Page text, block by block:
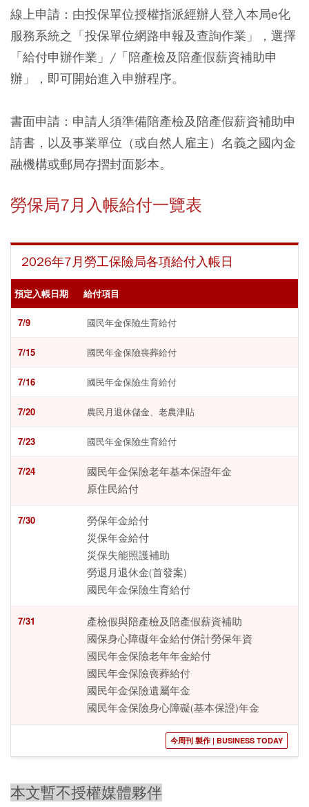
線上申請：由投保單位授權指派經辦人登入本局e化
服務系統之「投保單位網路申報及查詢作業」，選擇
「給付申辦作業」/「陪產檢及陪產假薪資補助申
辦」，即可開始進入申辦程序。
書面申請：申請人須準備陪產檢及陪產假薪資補助申
請書，以及事業單位（或自然人雇主）名義之國內金
融機構或郵局存摺封面影本。
勞保局7月入帳給付一覽表
2026年7月勞工保險局各項給付入帳日
預定入帳日期 給付項目
7/9 國民年金保險生育給付
7/15 國民年金保險喪葬給付
7/16 國民年金保險生育給付
7/20 農民月退休儲金、老農津貼
7/23 國民年金保險生育給付
7/24
國民年金保險老年基本保證年金
原住民給付
7/30
勞保年金給付
災保年金給付
災保失能照護補助
勞退月退休金(首發案)
國民年金保險生育給付
7/31
產檢假與陪產檢及陪產假薪資補助
國保身心障礙年金給付併計勞保年資
國民年金保險老年年金給付
國民年金保險喪葬給付
國民年金保險遺屬年金
國民年金保險身心障礙(基本保證)年金
今周刊 製作 | BUSINESS TODAY
本文暫不授權媒體夥伴